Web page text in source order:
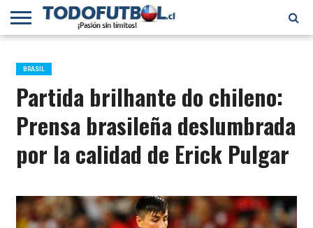
PRIMERA
B
SELECCIÓN
CHILENA
CHILENOS
EN EL
MUNDO
FÚTBOL
INTERNACIONAL
BRASIL
Partida brilhante do chileno:
Prensa brasileña deslumbrada
por la calidad de Erick Pulgar